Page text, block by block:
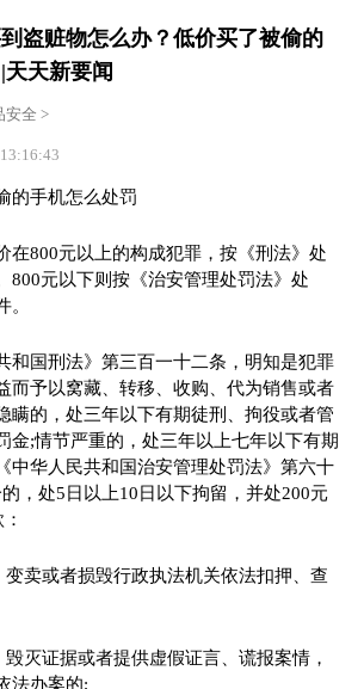
盗赃物怎么办？低价买了被偷的
天新要闻
安全 >
的手机怎么处罚
在800元以上的构成犯罪，按《刑法》处
800元以下则按《治安管理处罚法》处
。
和国刑法》第三百一十二条，明知是犯罪
而予以窝藏、转移、收购、代为销售或者
瞒的，处三年以下有期徒刑、拘役或者管
金;情节严重的，处三年以上七年以下有期
中华人民共和国治安管理处罚法》第六十
，处5日以上10日以下拘留，并处200元
卖或者损毁行政执法机关依法扣押、查
灭证据或者提供虚假证言、谎报案情，
法办案的;